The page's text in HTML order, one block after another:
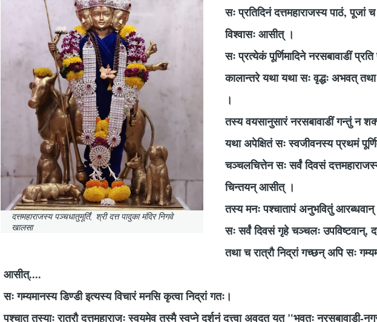
दत्तमहाराजस्य पञ्चधातुमूर्तिं, श्री दत्त पादुका मंदिर निगवे
खालसा
सः प्रतिदिनं दत्तमहाराजस्य पाठं, पूजां
विश्वासः आसीत् ।
सः प्रत्येकं पूर्णिमादिने नरसबावाडीं
कालान्तरे यथा यथा सः वृद्धः अभवत्
।
तस्य वयसानुसारं नरसबावाडीं गन्तुं न
यथा अपेक्षितं सः स्वजीवनस्य प्रथमं
चञ्चलचित्तेन सः सर्वं दिवसं
चिन्तयन् आसीत् ।
तस्य मनः पश्चातापं अनुभवितुं
सः सर्वं दिवसं गृहे चञ्चलः उपविष्टवान्,
तथा च रात्रौ निद्रां गच्छन् अपि सः
आसीत्....
सः गम्यमानस्य डिण्डी इत्यस्य विचारं मनसि कृत्वा निद्रां गतः।
पश्चात् तस्याः रात्रौ दत्तमहाराजः स्वयमेव तस्मै स्वप्ने दर्शनं दत्त्वा अवदत् यत् "भवतः